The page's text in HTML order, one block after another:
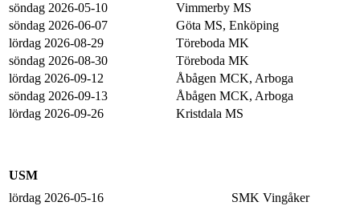
söndag 2026-05-10
Vimmerby MS
söndag 2026-06-07
Göta MS, Enköping
lördag 2026-08-29
Töreboda MK
söndag 2026-08-30
Töreboda MK
lördag 2026-09-12
Åbågen MCK, Arboga
söndag 2026-09-13
Åbågen MCK, Arboga
lördag 2026-09-26
Kristdala MS
USM
lördag 2026-05-16
SMK Vingåker